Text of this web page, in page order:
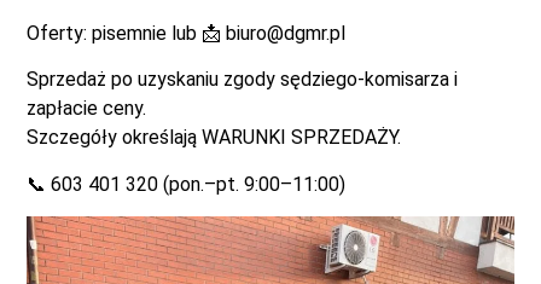
Oferty: pisemnie lub 📩biuro@dgmr.pl
Sprzedaż po uzyskaniu zgody sędziego-komisarza i
zapłacie ceny.
Szczegóły określają WARUNKI SPRZEDAŻY.
📞 603 401 320 (pon.–pt. 9:00–11:00)